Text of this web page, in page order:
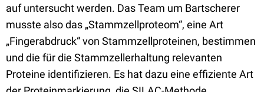
auf untersucht werden. Das Team um Bartscherer
musste also das „Stammzellproteom“, eine Art
„Fingerabdruck“ von Stammzellproteinen, bestimmen
und die für die Stammzellerhaltung relevanten
Proteine identifizieren. Es hat dazu eine effiziente Art